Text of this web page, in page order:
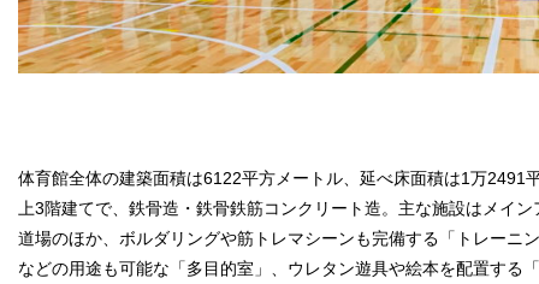
体育館全体の建築面積は6122平方メートル、延べ床面積は1万2491
上3階建てで、鉄骨造・鉄骨鉄筋コンクリート造。主な施設はメイ
道場のほか、ボルダリングや筋トレマシーンも完備する「トレーニ
などの用途も可能な「多目的室」、ウレタン遊具や絵本を配置する